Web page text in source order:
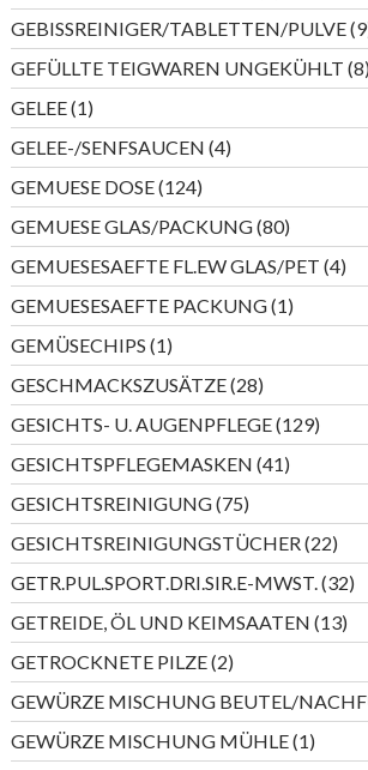
Produkte
GEBISSREINIGER/TABLETTEN/PULVE 9
GEFÜLLTE TEIGWAREN UNGEKÜHLT 88
GELEE 11
Produkt
GELEE-/SENFSAUCEN 44
Produkte
GEMUESE DOSE 124124
Produkte
GEMUESE GLAS/PACKUNG 8080
Produkte
GEMUESESAEFTE FL.EW GLAS/PET 44
GEMUESESAEFTE PACKUNG 11
Produkt
GEMÜSECHIPS 11
Produkt
GESCHMACKSZUSÄTZE 2828
Produkte
GESICHTS- U. AUGENPFLEGE 129129
GESICHTSPFLEGEMASKEN 4141
Produkte
GESICHTSREINIGUNG 7575
Produkte
GESICHTSREINIGUNGSTÜCHER 2222
GETR.PUL.SPORT.DRI.SIR.E-MWST. 3232
GETREIDE, ÖL UND KEIMSAATEN 1313
GETROCKNETE PILZE 22
Produkte
GEWÜRZE MISCHUNG BEUTEL/
GEWÜRZE MISCHUNG MÜHLE 11